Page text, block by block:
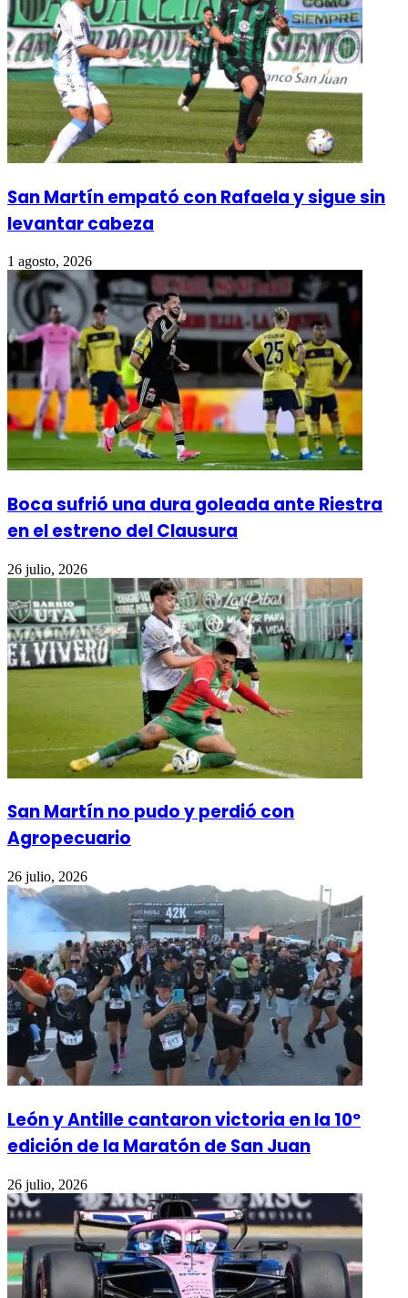
San Martín empató con Rafaela y sigue sin
levantar cabeza
1 agosto, 2026
Boca sufrió una dura goleada ante Riestra
en el estreno del Clausura
26 julio, 2026
San Martín no pudo y perdió con
Agropecuario
26 julio, 2026
León y Antille cantaron victoria en la 10º
edición de la Maratón de San Juan
26 julio, 2026